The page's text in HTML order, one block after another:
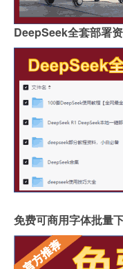
DeepSeek全套部署
免费可商用字体批量